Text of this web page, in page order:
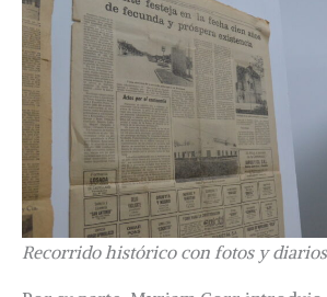
Recorrido histórico con fotos y